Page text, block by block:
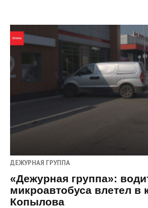
ДЕЖУРНАЯ ГРУППА
«Дежурная группа»:
микроавтобуса влетел в
Копылова